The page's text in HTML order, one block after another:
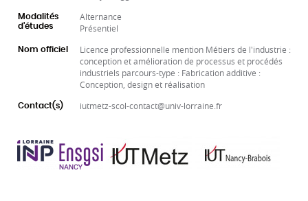
Modalités
d'études
Alternance
Présentiel
Nom officiel
Licence professionnelle mention Métiers de l'industrie :
conception et amélioration de processus et procédés
industriels parcours-type : Fabrication additive :
Conception, design et réalisation
Contact(s) iutmetz-scol-contact@univ-lorraine.fr